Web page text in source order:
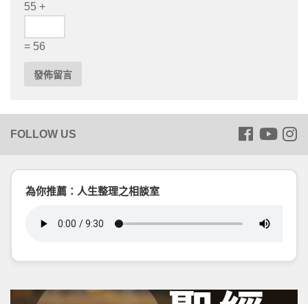
55 +
= 56
為你推薦：人生整理之相談室